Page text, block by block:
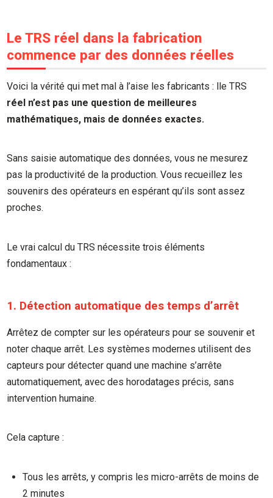
Le TRS réel dans la fabrication
commence par des données réelles
Voici la vérité qui met mal à l’aise les fabricants : lle TRS
réel n’est pas une question de meilleures
mathématiques, mais de données exactes.
Sans saisie automatique des données, vous ne mesurez
pas la productivité de la production. Vous recueillez les
souvenirs des opérateurs en espérant qu’ils sont assez
proches.
Le vrai calcul du TRS nécessite trois éléments
fondamentaux :
1. Détection automatique des temps d’arrêt
Arrêtez de compter sur les opérateurs pour se souvenir et
noter chaque arrêt. Les systèmes modernes utilisent des
capteurs pour détecter quand une machine s’arrête
automatiquement, avec des horodatages précis, sans
intervention humaine.
Cela capture :
Tous les arrêts, y compris les micro-arrêts de moins de
2 minutes